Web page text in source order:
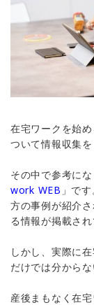
在宅ワークを始
ついて情報収集を
その中で参考に
work WEB 」で
方の事例が紹介
る情報が掲載され
しかし、実際に
だけでは分からな
産後まもなく在